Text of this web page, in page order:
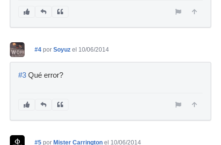
#4 por Soyuz el 10/06/2014
#3 Qué error?
#5 por Mister Carrington el 10/06/2014